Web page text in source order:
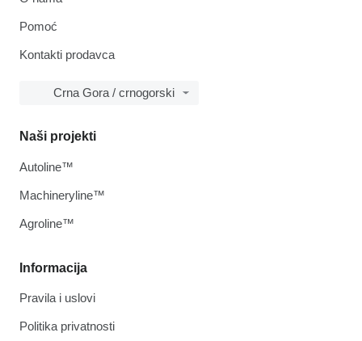
Pomoć
Kontakti prodavca
Crna Gora / crnogorski
Informacija
Pravila i uslovi
Politika privatnosti
Naši projekti
Autoline™
Machineryline™
Agroline™